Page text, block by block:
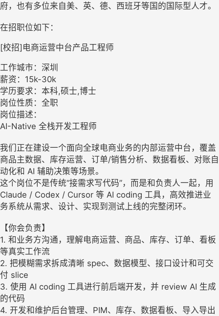
府，也有多位来自美、英、德、西班牙等国的国际型人才。
在招职位如下：
[校招]电商运营中台产品工程师
工作城市：深圳
薪资：15k-30k
学历要求：本科,硕士,博士
岗位性质：全职
岗位描述：
AI-Native 全栈开发工程师
我们正在建设一个面向全球电商业务的内部运营中台，覆盖
商品主数据、库存运营、订单/销售分析、数据看板、对账自
动化和 AI 辅助决策等场景。
这个岗位不是传统“接需求写代码”，而是和负责人一起，用
Claude / Codex / Cursor 等 AI coding 工具，高效推进业
务系统从需求、设计、实现到测试上线的完整闭环。
【你会负责】
1. 和业务方沟通，理解电商运营、商品、库存、订单、看板
等真实工作流
2. 把模糊需求拆成清晰 spec、数据模型、接口设计和可交
付 slice
3. 使用 AI coding 工具进行前后端开发，并 review AI 生成
的代码
4. 开发和维护后台管理、PIM、库存、数据看板、导入导出